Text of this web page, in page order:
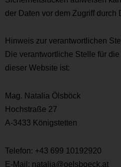
der Daten vor dem Zugriff durch
Hinweis zur verantwortlichen
Die verantwortliche Stelle für
dieser Website ist:
Mag. Natalia Ölsböck
Hochstraße 27
A-3433 Königstetten
Telefon: +43 699 10192920
E-Mail: natalia@oelsboeck.at